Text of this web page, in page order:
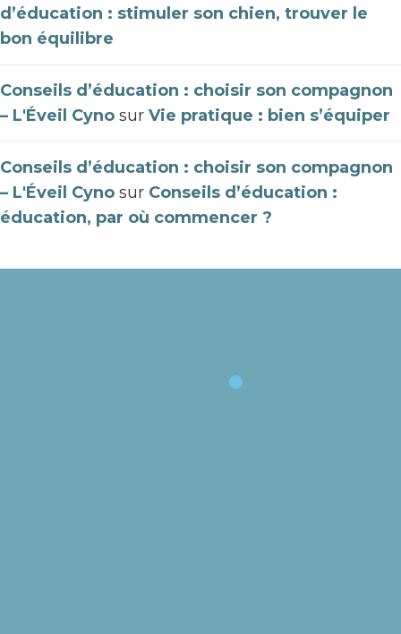
d’éducation : stimuler son chien, trouver le
bon équilibre
Conseils d’éducation : choisir son compagnon
– L'Éveil Cyno sur Vie pratique : bien s’équiper
Conseils d’éducation : choisir son compagnon
– L'Éveil Cyno sur Conseils d’éducation :
éducation, par où commencer ?